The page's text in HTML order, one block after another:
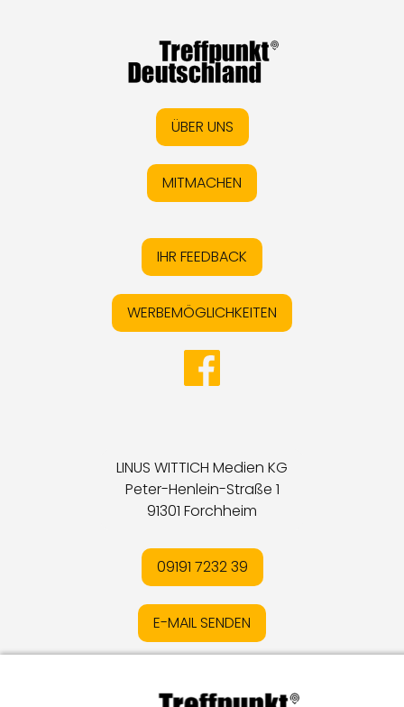
ÜBER UNS
MITMACHEN
IHR FEEDBACK
WERBEMÖGLICHKEITEN
LINUS WITTICH Medien KG
Peter-Henlein-Straße 1
91301 Forchheim
09191 7232 39
E-MAIL SENDEN